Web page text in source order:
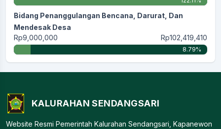
Bidang Penanggulangan Bencana, Darurat, Dan
Mendesak Desa
Rp9,000,000
Rp102,419,410
8.79%
KALURAHAN SENDANGSARI
Website Resmi Pemerintah Kalurahan Sendangsari, Kapanewon